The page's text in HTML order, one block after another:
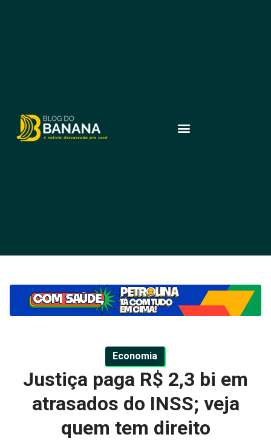
Economia
Justiça paga R$ 2,3 bi em
atrasados do INSS; veja
quem tem direito